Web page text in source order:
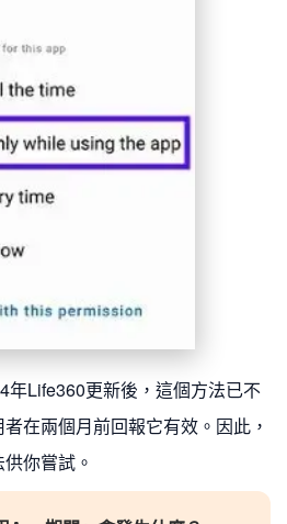
年Life360更新後，這個方法已不
在兩個月前回報它有效。因此，
你嘗試。